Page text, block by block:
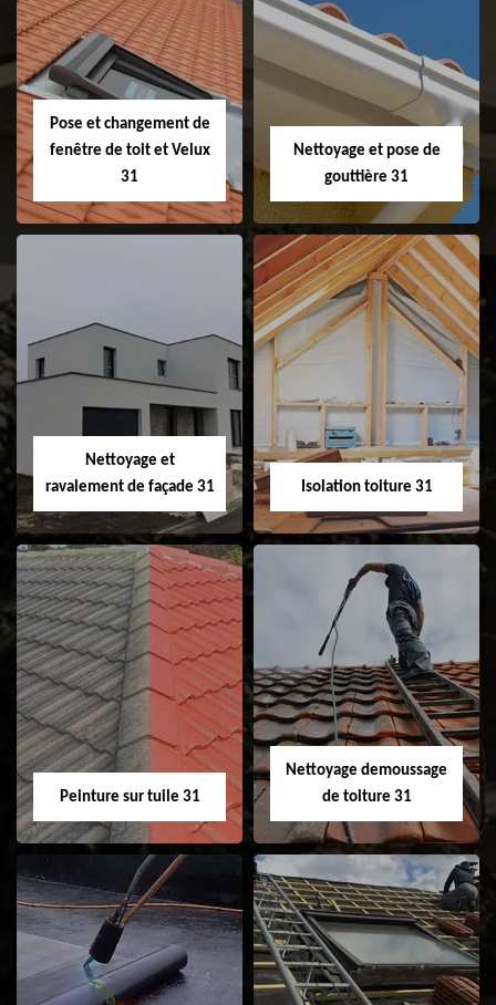
Couvreur 31
Etanchéité de
faitage et faitière
31
Pose et changement de
fenêtre de toit et Velux
31
Pose et
changement de
fenêtre de toit et
Velux 31
Nettoyage et pose de
gouttière 31
Nettoyage et pose
Nettoyage et
ravalement de façade 31
Nettoyage et
ravalement de
façade 31
Isolation toiture 31
Isolation toiture 31
Peinture sur tuile 31
Peinture sur tuile
31
Nettoyage demoussage
de toiture 31
Nettoyage
demoussage de